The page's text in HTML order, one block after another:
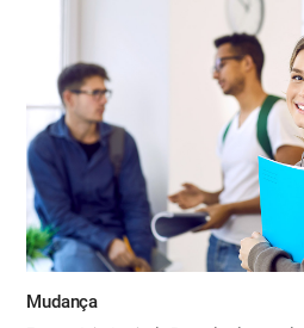
Mudança